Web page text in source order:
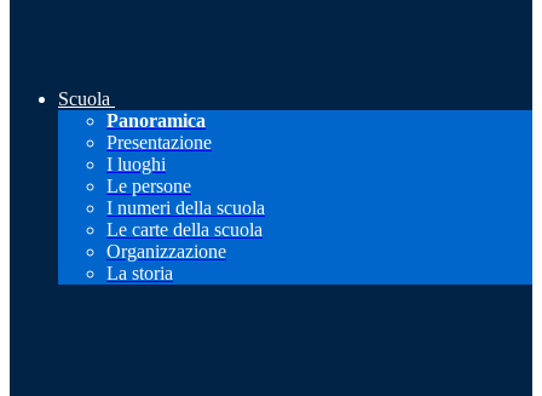
Scuola
Panoramica
Presentazione
I luoghi
Le persone
I numeri della scuola
Le carte della scuola
Organizzazione
La storia